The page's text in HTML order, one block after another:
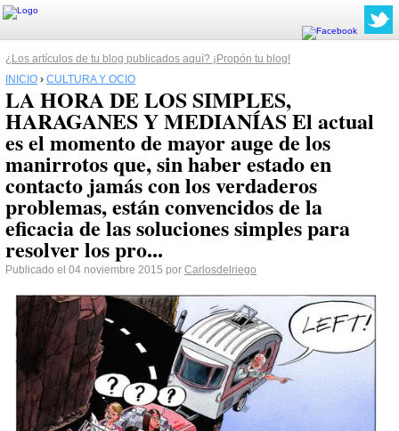
¿Los artículos de tu blog publicados aquí? ¡Propón tu blog!
INICIO › CULTURA Y OCIO
LA HORA DE LOS SIMPLES,
HARAGANES Y MEDIANÍAS El actual
es el momento de mayor auge de los
manirrotos que, sin haber estado en
contacto jamás con los verdaderos
problemas, están convencidos de la
eficacia de las soluciones simples para
resolver los pro...
Publicado el 04 noviembre 2015 por Carlosdelriego